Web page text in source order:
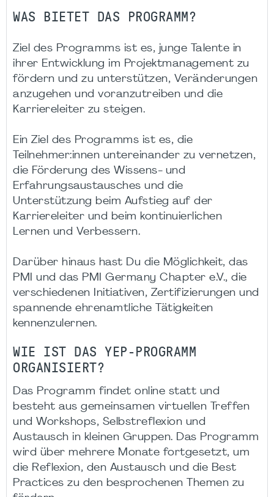
WAS BIETET DAS PROGRAMM?
Ziel des Programms ist es, junge Talente in
ihrer Entwicklung im Projektmanagement zu
fördern und zu unterstützen, Veränderungen
anzugehen und voranzutreiben und die
Karriereleiter zu steigen.
Ein Ziel des Programms ist es, die
Teilnehmer:innen untereinander zu vernetzen,
die Förderung des Wissens- und
Erfahrungsaustausches und die
Unterstützung beim Aufstieg auf der
Karriereleiter und beim kontinuierlichen
Lernen und Verbessern.
Darüber hinaus hast Du die Möglichkeit, das
PMI und das PMI Germany Chapter e.V., die
verschiedenen Initiativen, Zertifizierungen und
spannende ehrenamtliche Tätigkeiten
kennenzulernen.
WIE IST DAS YEP-PROGRAMM
ORGANISIERT?
Das Programm findet online statt und
besteht aus gemeinsamen virtuellen Treffen
und Workshops, Selbstreflexion und
Austausch in kleinen Gruppen. Das Programm
wird über mehrere Monate fortgesetzt, um
die Reflexion, den Austausch und die Best
Practices zu den besprochenen Themen zu